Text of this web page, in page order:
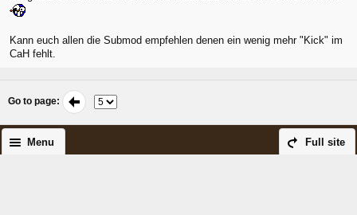
Kann euch allen die Submod empfehlen denen ein wenig mehr "Kick" im
CaH fehlt.
Go to page:
Full site
Menu